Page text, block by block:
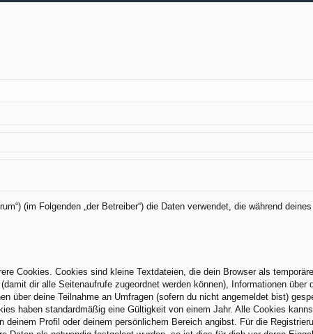
(im Folgenden „der Betreiber“) die Daten verwendet, die während
Cookies. Cookies sind kleine Textdateien, die dein Browser als
dir alle Seitenaufrufe zugeordnet werden können), Informationen
über deine Teilnahme an Umfragen (sofern du nicht angemeldet bist)
haben standardmäßig eine Gültigkeit von einem Jahr. Alle Cookies
Profil oder deinem persönlichem Bereich angibst. Für die